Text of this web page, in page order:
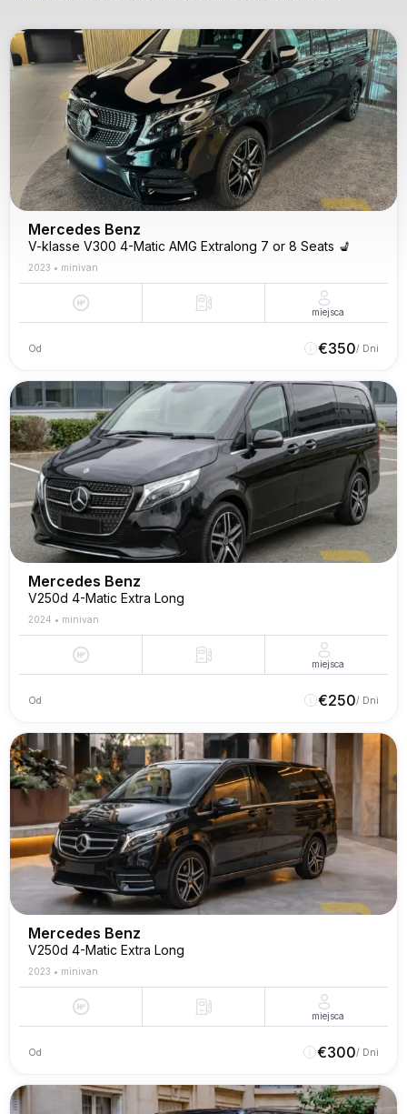
Mercedes Benz
V-klasse V300 4-Matic AMG Extralong 7 or 8 Seats 💺
2023 • minivan
miejsca
Od €350/ Dni
Mercedes Benz
V250d 4-Matic Extra Long
2024 • minivan
miejsca
Od €250/ Dni
Mercedes Benz
V250d 4-Matic Extra Long
2023 • minivan
miejsca
Od €300/ Dni